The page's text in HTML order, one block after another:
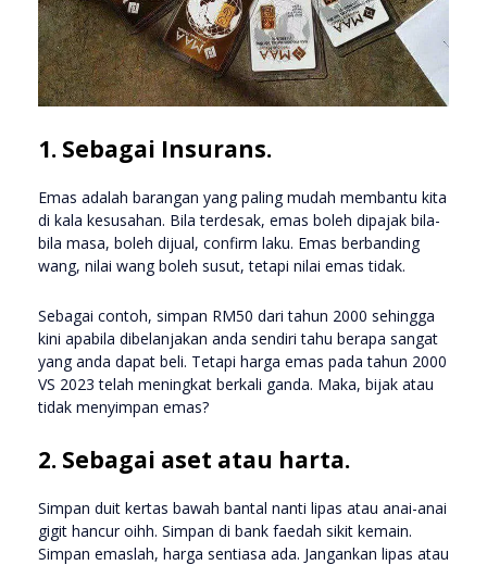
1. Sebagai Insurans.
Emas adalah barangan yang paling mudah membantu kita
di kala kesusahan. Bila terdesak, emas boleh dipajak bila-
bila masa, boleh dijual, confirm laku. Emas berbanding
wang, nilai wang boleh susut, tetapi nilai emas tidak.
Sebagai contoh, simpan RM50 dari tahun 2000 sehingga
kini apabila dibelanjakan anda sendiri tahu berapa sangat
yang anda dapat beli. Tetapi harga emas pada tahun 2000
VS 2023 telah meningkat berkali ganda. Maka, bijak atau
tidak menyimpan emas?
2. Sebagai aset atau harta.
Simpan duit kertas bawah bantal nanti lipas atau anai-anai
gigit hancur oihh. Simpan di bank faedah sikit kemain.
Simpan emaslah, harga sentiasa ada. Jangankan lipas atau